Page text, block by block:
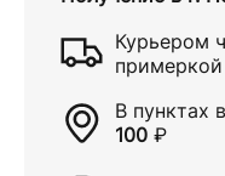
Курьером
примеркой
В пунктах
100 ₽